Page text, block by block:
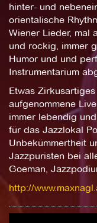
hinter- und
orientalische
Wiener Lieder, mal
und rockig, immer
Humor und und
Instrumentarium
Etwas
aufgenommene
immer lebendig
für das Jazzlokal
Unbekümmertheit
Jazzpuristen bei
Goeman,
http://